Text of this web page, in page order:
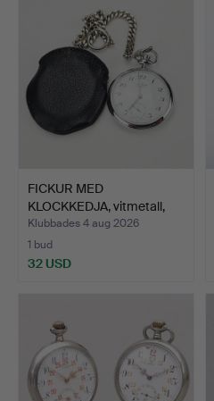
FICKUR MED
KLOCKKEDJA, vitmetall,
Aero Wat…
Klubbades 4 aug 2026
1 bud
32 USD